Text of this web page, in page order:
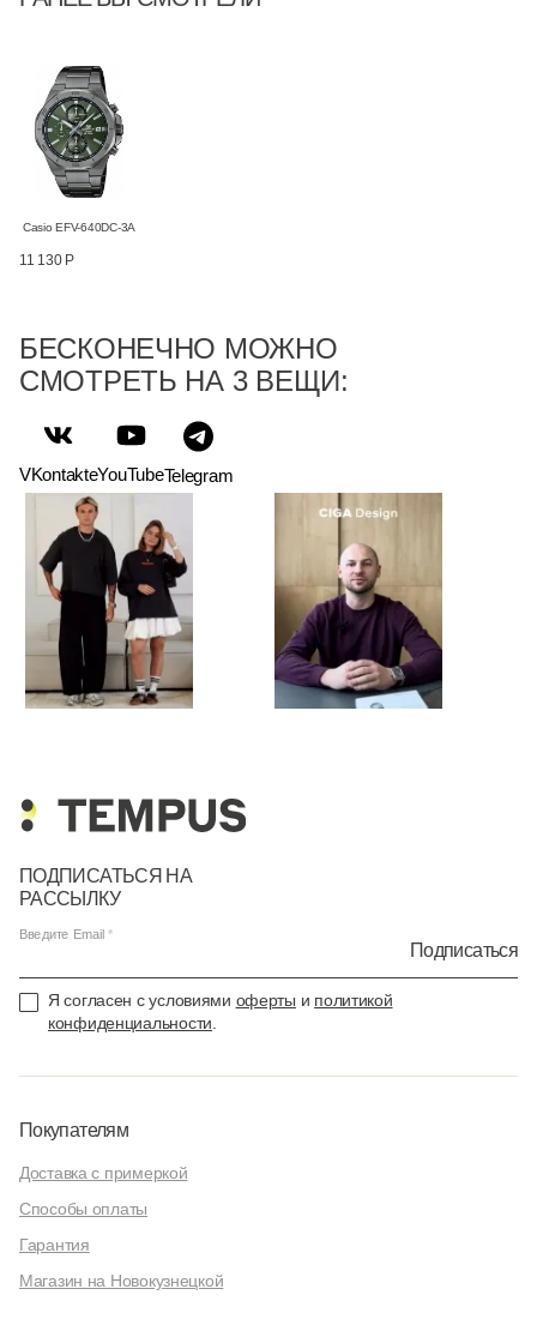
Casio EFV-640DC-3A
11 130 Р
БЕСКОНЕЧНО МОЖНО
СМОТРЕТЬ НА 3 ВЕЩИ:
VKontakteYouTubeTelegram
ПОДПИСАТЬСЯ НА
РАССЫЛКУ
Введите Email
Подписаться
Я согласен с условиями оферты и политикой
конфиденциальности
Покупателям
Доставка с примеркой
Способы оплаты
Гарантия
Магазин на Новокузнецкой